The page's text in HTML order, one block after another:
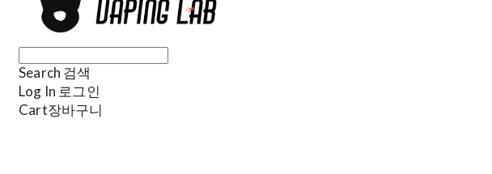
Search 검색
Log In 로그인
Cart장바구니